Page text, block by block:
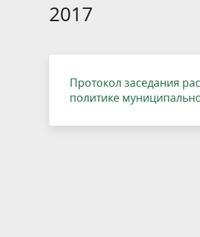
2017
Протокол заседания
политике